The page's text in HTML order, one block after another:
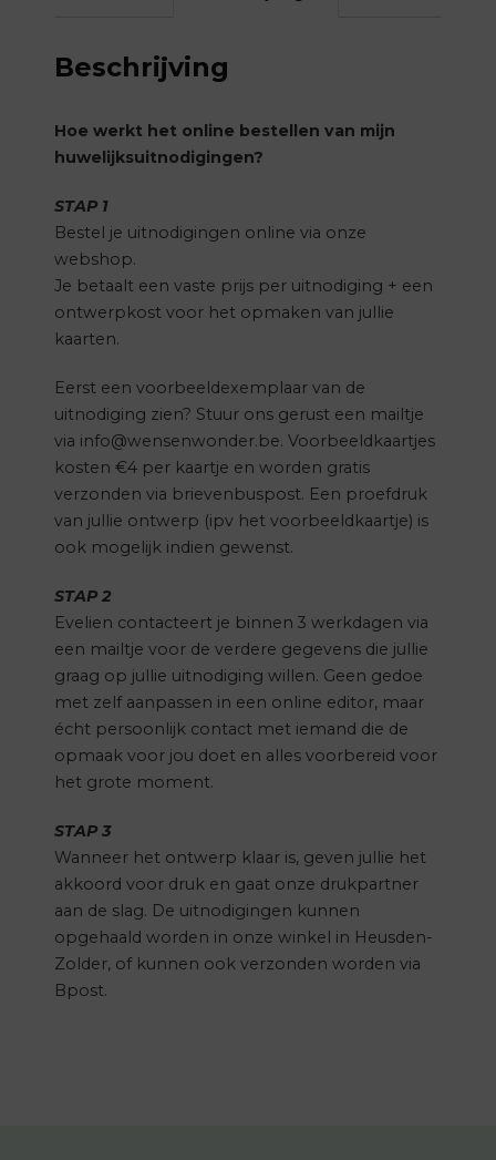
Beschrijving
Hoe werkt het online bestellen van mijn
huwelijksuitnodigingen?
STAP 1
Bestel je uitnodigingen online via onze
webshop.
Je betaalt een vaste prijs per uitnodiging + een
ontwerpkost voor het opmaken van jullie
kaarten.
Eerst een voorbeeldexemplaar van de
uitnodiging zien? Stuur ons gerust een mailtje
via info@wensenwonder.be. Voorbeeldkaartjes
kosten €4 per kaartje en worden gratis
verzonden via brievenbuspost. Een proefdruk
van jullie ontwerp (ipv het voorbeeldkaartje) is
ook mogelijk indien gewenst.
STAP 2
Evelien contacteert je binnen 3 werkdagen via
een mailtje voor de verdere gegevens die jullie
graag op jullie uitnodiging willen. Geen gedoe
met zelf aanpassen in een online editor, maar
écht persoonlijk contact met iemand die de
opmaak voor jou doet en alles voorbereid voor
het grote moment.
STAP 3
Wanneer het ontwerp klaar is, geven jullie het
akkoord voor druk en gaat onze drukpartner
aan de slag. De uitnodigingen kunnen
opgehaald worden in onze winkel in Heusden-
Zolder, of kunnen ook verzonden worden via
Bpost.